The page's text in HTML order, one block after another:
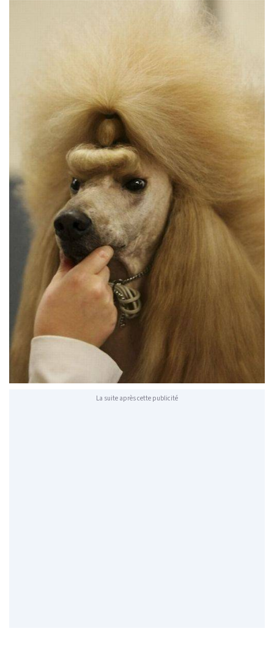
La suite après cette publicité